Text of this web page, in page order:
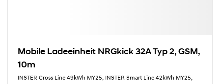
Mobile Ladeeinheit NRGkick 32A Typ 2, GSM,
10m
INSTER Cross Line 49kWh MY25, INSTER Smart Line 42kWh MY25,